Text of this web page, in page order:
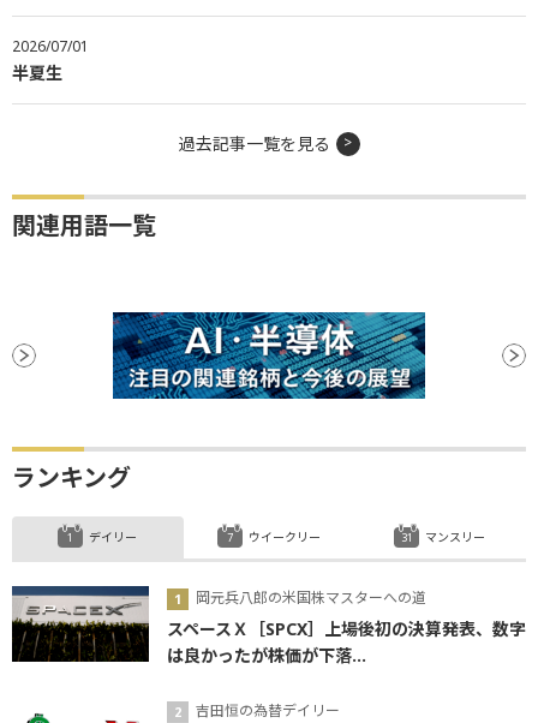
2026/07/01
半夏生
過去記事一覧を見る
関連用語一覧
ランキング
デイリー
岡元兵八郎の米国株マスターへの道
スペースＸ［SPCX］上場後初の決算発表、数字
は良かったが株価が下落...
吉田恒の為替デイリー
ウイークリー マンスリー